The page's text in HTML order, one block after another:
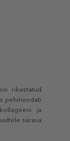
rikastatud
pehmendab
ja
särava